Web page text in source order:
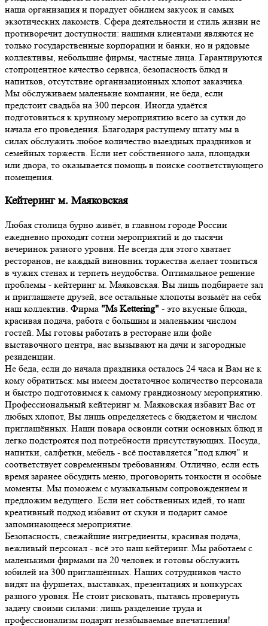
наша организация и порадует обилием закусок и самых
экзотических лакомств. Сфера деятельности и стиль жизни не
противоречит доступности: нашими клиентами являются не
только государственные корпорации и банки, но и рядовые
коллективы, небольшие фирмы, частные лица. Гарантируются
стопроцентное качество сервиса, безопасность блюд и
напитков, отсутствие организационных хлопот заказчика.
Мы обслуживаем маленькие компании, не беда, если
предстоит свадьба на 300 персон. Иногда удаётся
подготовиться к крупному мероприятию всего за сутки до
начала его проведения. Благодаря растущему штату мы в
силах обслужить любое количество выездных праздников и
семейных торжеств. Если нет собственного зала, площадки
или двора, то оказывается помощь в поиске соответствующего
помещения.
Кейтеринг м. Маяковская
Любая столица бурно живёт, в главном городе России
ежедневно проходят сотни мероприятий и до тысячи
вечеринок разного уровня. Не всегда для этого хватает
ресторанов, не каждый виновник торжества желает томиться
в чужих стенах и терпеть неудобства. Оптимальное решение
проблемы - кейтеринг м. Маяковская. Вы лишь подбираете зал
и приглашаете друзей, все остальные хлопоты возьмёт на себя
наш коллектив. Фирма "Ms Kettering" - это вкусные блюда,
красивая подача, работа с большим и маленьким числом
гостей. Мы готовы работать в ресторане или фойе
выставочного центра, нас вызывают на дачи и загородные
резиденции.
Не беда, если до начала праздника осталось 24 часа и Вам не к
кому обратиться: мы имеем достаточное количество персонала
и быстро подготовимся к самому грандиозному мероприятию.
Профессиональный кейтеринг м. Маяковская избавит Вас от
любых хлопот, Вы лишь определяетесь с бюджетом и числом
приглашённых. Наши повара освоили сотни основных блюд и
легко подстроятся под потребности присутствующих. Посуда,
напитки, салфетки, мебель - всё поставляется "под ключ" и
соответствует современным требованиям. Отлично, если есть
время заранее обсудить меню, проговорить тонкости и особые
моменты. Мы поможем с музыкальным сопровождением и
предложим ведущего. Если нет собственных идей, то наш
креативный подход избавит от скуки и подарит самое
запоминающееся мероприятие.
Безопасность, свежайшие ингредиенты, красивая подача,
вежливый персонал - всё это наш кейтеринг. Мы работаем с
маленькими фирмами на 20 человек и готовы обслужить
юбилей на 300 приглашённых. Наших сотрудников часто
видят на фуршетах, выставках, презентациях и конкурсах
разного уровня. Не стоит рисковать, пытаясь провернуть
задачу своими силами: лишь разделение труда и
профессионализм подарят незабываемые впечатления!